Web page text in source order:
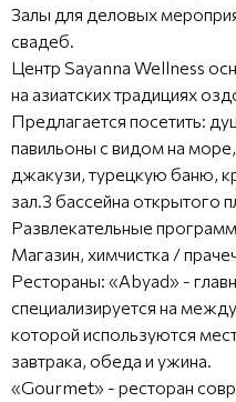
Залы для деловых
свадеб.
Центр Sayanna Wellness
на азиатских традициях
Предлагается посетить:
павильоны с видом на
джакузи, турецкую баню,
зал.3 бассейна открытого
Развлекательные
Магазин, химчистка /
Рестораны: «Abyad» -
специализируется на
которой используются
завтрака, обеда и ужина.
«Gourmet» - ресторан